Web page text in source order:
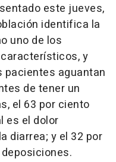
este jueves,
identifica la
uno de los
y
pacientes aguantan
de tener un
el 63 por ciento
es el dolor
diarrea; y el 32 por